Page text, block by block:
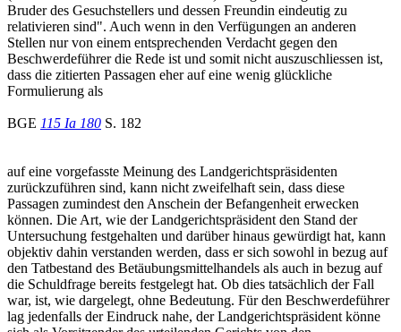
Bruder des Gesuchstellers und dessen Freundin eindeutig zu
relativieren sind". Auch wenn in den Verfügungen an anderen
Stellen nur von einem entsprechenden Verdacht gegen den
Beschwerdeführer die Rede ist und somit nicht auszuschliessen ist,
dass die zitierten Passagen eher auf eine wenig glückliche
Formulierung als
BGE 115 Ia 180 S. 182
auf eine vorgefasste Meinung des Landgerichtspräsidenten
zurückzuführen sind, kann nicht zweifelhaft sein, dass diese
Passagen zumindest den Anschein der Befangenheit erwecken
können. Die Art, wie der Landgerichtspräsident den Stand der
Untersuchung festgehalten und darüber hinaus gewürdigt hat, kann
objektiv dahin verstanden werden, dass er sich sowohl in bezug auf
den Tatbestand des Betäubungsmittelhandels als auch in bezug auf
die Schuldfrage bereits festgelegt hat. Ob dies tatsächlich der Fall
war, ist, wie dargelegt, ohne Bedeutung. Für den Beschwerdeführer
lag jedenfalls der Eindruck nahe, der Landgerichtspräsident könne